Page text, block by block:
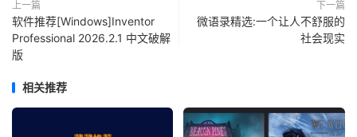
上一篇
软件推荐[Windows]Inventor
Professional 2026.2.1 中文破解
版
下一篇
微语录精选:一个让人不舒服的
社会现实
相关推荐